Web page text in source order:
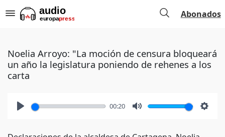
Abonados
Noelia Arroyo: "La moción de censura bloqueará
un año la legislatura poniendo de rehenes a los
carta
00:20